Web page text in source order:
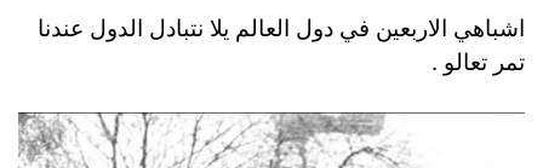
اشباهي الاربعين في دول العالم يلا نتبادل الدول عندنا
تمر تعالو .